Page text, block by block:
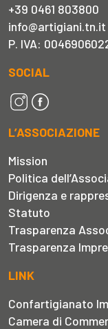
+39 0461 803800
info@artigiani.tn.it
P. IVA:
SOCIAL
L’ASSOCIAZIONE
Mission
Politica
Dirigenza e
Statuto
Trasparenza
Trasparenza
LINK
Confartigianato
Camera di